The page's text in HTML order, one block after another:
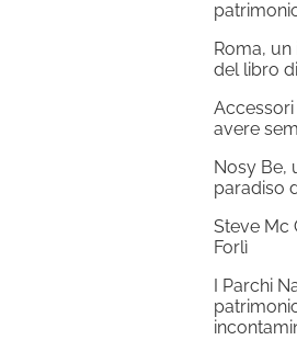
Roma,
del libro
avere
Nosy Be,
paradiso
Steve Mc
Forlì
I Parchi